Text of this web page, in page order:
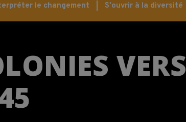
le changement S'ouvrir à la diversité
VERS